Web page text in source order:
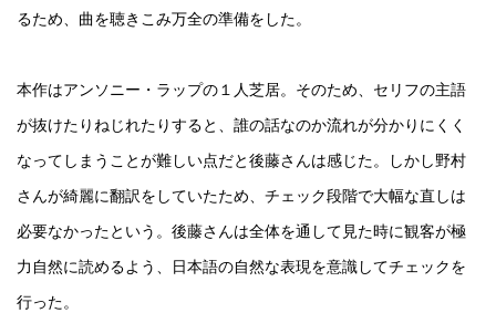
るため、曲を聴きこみ万全の準備をした。
本作はアンソニー・ラップの１人芝居。そのため、セリフの主語
が抜けたりねじれたりすると、誰の話なのか流れが分かりにくく
なってしまうことが難しい点だと後藤さんは感じた。しかし野村
さんが綺麗に翻訳をしていたため、チェック段階で大幅な直しは
必要なかったという。後藤さんは全体を通して見た時に観客が極
力自然に読めるよう、日本語の自然な表現を意識してチェックを
行った。